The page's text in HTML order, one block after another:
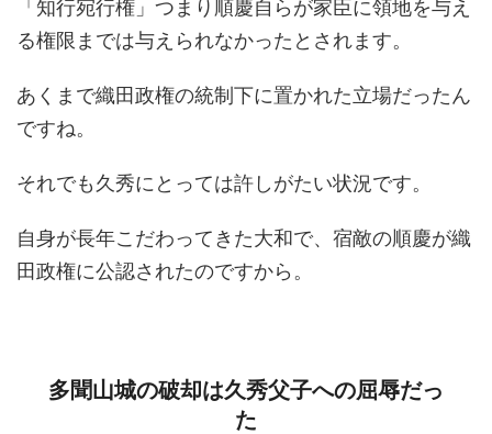
「知行宛行権」つまり順慶自らが家臣に領地を与え
る権限までは与えられなかったとされます。
あくまで織田政権の統制下に置かれた立場だったん
ですね。
それでも久秀にとっては許しがたい状況です。
自身が長年こだわってきた大和で、宿敵の順慶が織
田政権に公認されたのですから。
多聞山城の破却は久秀父子への屈辱だっ
た